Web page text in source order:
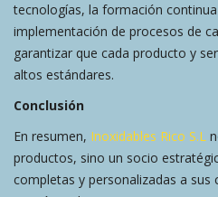
tecnologías, la formación
implementación de procesos de
garantizar que cada producto y
altos estándares.
Conclusión
En resumen, Inoxidables Rico S.L
productos, sino un socio
completas y personalizadas a sus